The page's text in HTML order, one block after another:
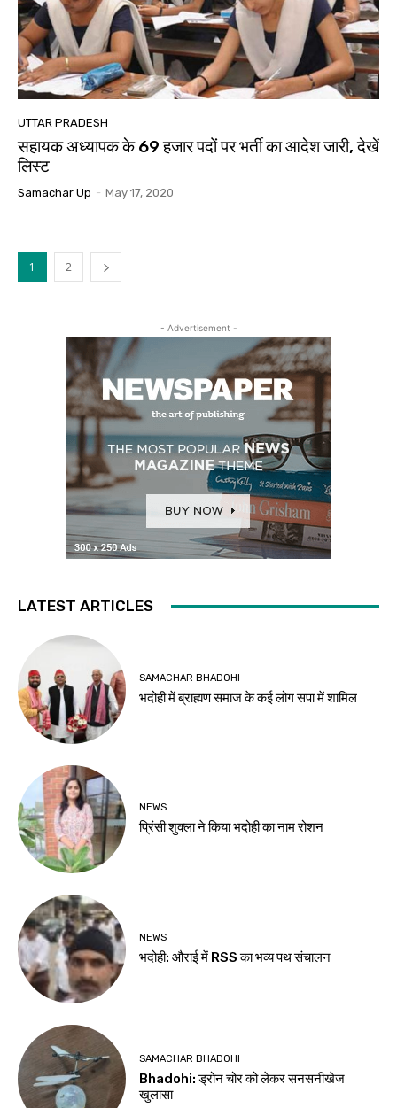
UTTAR PRADESH
सहायक अध्यापक के 69 हजार पदों पर भर्ती का आदेश जारी, देखें
लिस्ट
Samachar Up - May 17, 2020
1 2
- Advertisement -
LATEST ARTICLES
SAMACHAR BHADOHI
भदोही में ब्राह्मण समाज के कई लोग सपा में शामिल
NEWS
प्रिंसी शुक्ला ने किया भदोही का नाम रोशन
NEWS
भदोही: औराई में RSS का भव्य पथ संचालन
SAMACHAR BHADOHI
Bhadohi: ड्रोन चोर को लेकर सनसनीखेज
खुलासा